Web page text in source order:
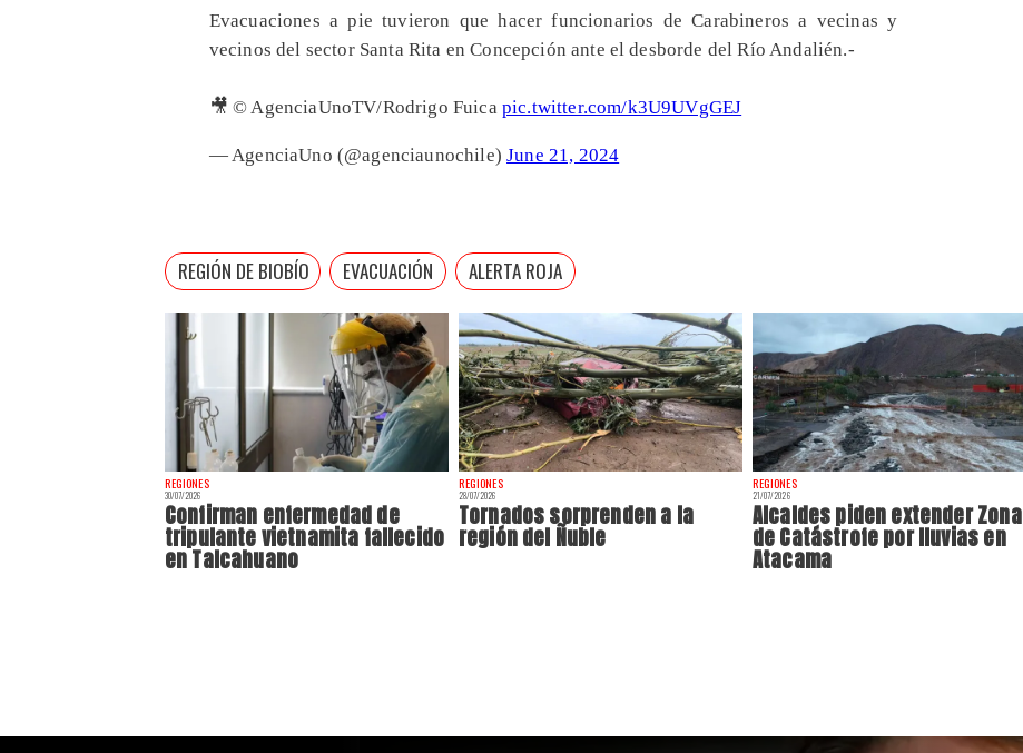
REGIONES
30/07/2026
Confirman enfermedad de
tripulante vietnamita fallecido
en Talcahuano
REGIONES
28/07/2026
Tornados sorprenden a la
región del Ñuble
REGIONES
21/07/2026
Alcaldes piden extender Zona
de Catástrofe por lluvias en
Atacama
Evacuaciones a pie tuvieron que hacer funcionarios de Carabineros a vecinas y
vecinos del sector Santa Rita en Concepción ante el desborde del Río Andalién.-
🎥 © AgenciaUnoTV/Rodrigo Fuica pic.twitter.com/k3U9UVgGEJ
— AgenciaUno (@agenciaunochile)June 21, 2024
REGIÓN DE BIOBÍO EVACUACIÓN ALERTA ROJA